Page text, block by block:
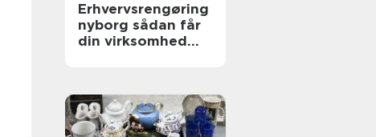
Erhvervsrengøring
nyborg sådan får
din virksomhed